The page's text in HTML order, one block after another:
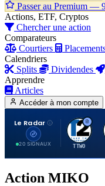
Passer au Premium —
Actions, ETF, Cryptos
Chercher une action
Comparateurs
Courtiers
Calendriers
Splits
Dividendes
Apprendre
Articles
Accéder à mon compte
Le Radar
20 SIGNAUX
T
TTWO
Action MIKO